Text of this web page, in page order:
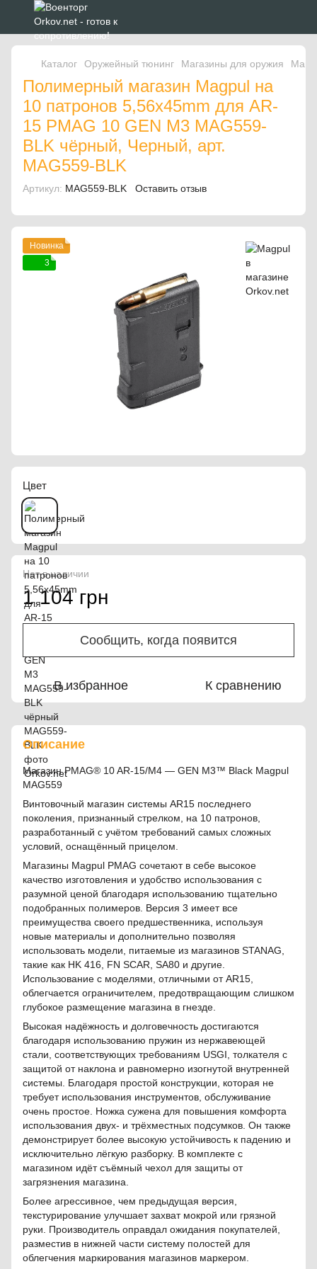
Каталог Оружейный тюнинг Магазины для оружия
Полимерный магазин Magpul на
10 патронов 5,56x45mm для AR-
15 PMAG 10 GEN M3 MAG559-
BLK чёрный, Черный, арт.
MAG559-BLK
Артикул: MAG559-BLK Оставить отзыв
Новинка
3
Цвет
Нет в наличии
1 104 грн
Сообщить, когда появится
В избранное К сравнению
Описание
Магазин PMAG® 10 AR-15/M4 — GEN M3™ Black Magpul
MAG559
Винтовочный магазин системы AR15 последнего
поколения, признанный стрелком, на 10 патронов,
разработанный с учётом требований самых сложных
условий, оснащённый прицелом.
Магазины Magpul PMAG сочетают в себе высокое
качество изготовления и удобство использования с
разумной ценой благодаря использованию тщательно
подобранных полимеров. Версия 3 имеет все
преимущества своего предшественника, используя
новые материалы и дополнительно позволяя
использовать модели, питаемые из магазинов STANAG,
такие как HK 416, FN SCAR, SA80 и другие.
Использование с моделями, отличными от AR15,
облегчается ограничителем, предотвращающим слишком
глубокое размещение магазина в гнезде.
Высокая надёжность и долговечность достигаются
благодаря использованию пружин из нержавеющей
стали, соответствующих требованиям USGI, толкателя с
защитой от наклона и равномерно изогнутой внутренней
системы. Благодаря простой конструкции, которая не
требует использования инструментов, обслуживание
очень простое. Ножка сужена для повышения комфорта
использования двух- и трёхместных подсумков. Он также
демонстрирует более высокую устойчивость к падению и
исключительно лёгкую разборку. В комплекте с
магазином идёт съёмный чехол для защиты от
загрязнения магазина.
Более агрессивное, чем предыдущая версия,
текстурирование улучшает захват мокрой или грязной
руки. Производитель оправдал ожидания покупателей,
разместив в нижней части систему полостей для
облегчения маркирования магазинов маркером.